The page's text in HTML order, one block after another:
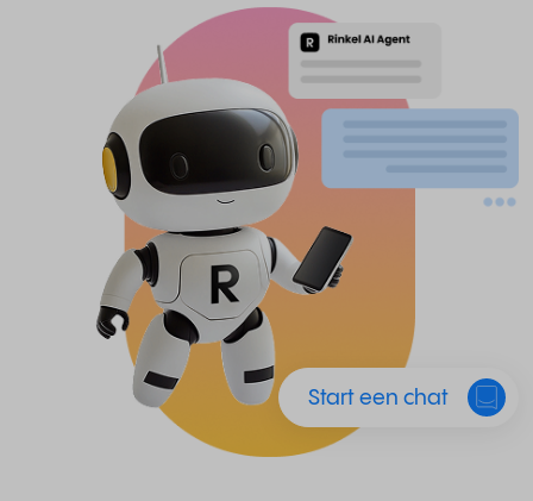
Start een chat